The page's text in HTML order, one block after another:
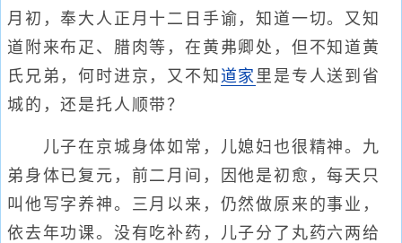
月初，奉大人正月十二日手谕，知道一切。又知
道附来布疋、腊肉等，在黄弗卿处，但不知道黄
氏兄弟，何时进京，又不知 道家 里是专人送到省
城的，还是托人顺带？
儿子在京城身体如常，儿媳妇也很精神。九
弟身体已复元，前二月间，因他是初愈，每天只
叫他写字养神。三月以来，仍然做原来的事业，
依去年功课。没有吃补药，儿子分了丸药六两给